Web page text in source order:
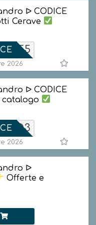
ᐅ CODICE
Cerave
2026
ᐅ CODICE
2026
ᐅ
Offerte e